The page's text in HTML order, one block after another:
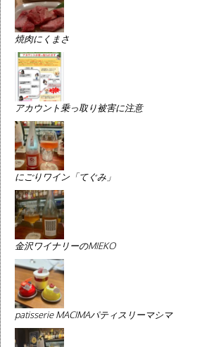
焼肉にくまさ
アカウント乗っ取り被害に注意
にごりワイン「てぐみ」
金沢ワイナリーのMIEKO
patisserie MACIMAパティスリーマシマ